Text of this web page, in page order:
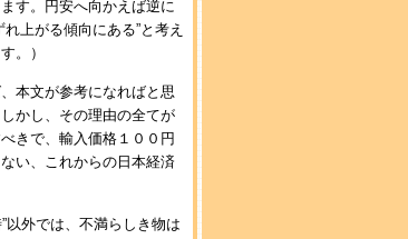
す。円安へ向かえば逆に
上がる傾向にある”と考え
。）
本文が参考になればと思
かし、その理由の全てが
きで、輸入価格１００円
い、これからの日本経済
外では、不満らしき物は